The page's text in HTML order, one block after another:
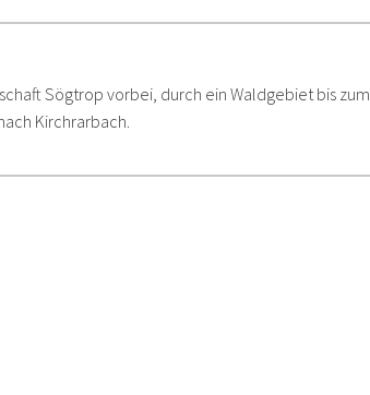
Sögtrop vorbei, durch ein Waldgebiet bis zum
Kirchrarbach.